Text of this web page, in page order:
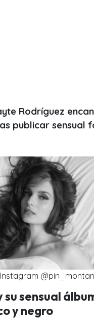
Rodríguez
publicar sensual
su sensual
y negro